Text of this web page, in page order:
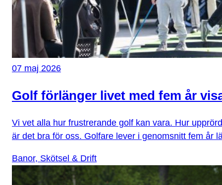
07 maj 2026
Golf förlänger livet med fem år
Vi vet alla hur frustrerande golf kan vara. Hur
är det bra för oss. Golfare lever i genomsnitt fem år
Banor, Skötsel & Drift